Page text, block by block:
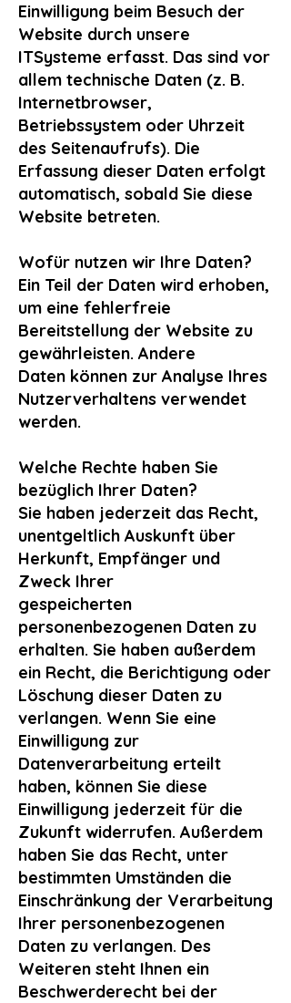
Einwilligung beim Besuch der
Website durch unsere
ITSysteme erfasst. Das sind vor
allem technische Daten (z. B.
Internetbrowser,
Betriebssystem oder Uhrzeit
des Seitenaufrufs). Die
Erfassung dieser Daten erfolgt
automatisch, sobald Sie diese
Website betreten.
Wofür nutzen wir Ihre Daten?
Ein Teil der Daten wird erhoben,
um eine fehlerfreie
Bereitstellung der Website zu
gewährleisten. Andere
Daten können zur Analyse Ihres
Nutzerverhaltens verwendet
werden.
Welche Rechte haben Sie
bezüglich Ihrer Daten?
Sie haben jederzeit das Recht,
unentgeltlich Auskunft über
Herkunft, Empfänger und
Zweck Ihrer
gespeicherten
personenbezogenen Daten zu
erhalten. Sie haben außerdem
ein Recht, die Berichtigung oder
Löschung dieser Daten zu
verlangen. Wenn Sie eine
Einwilligung zur
Datenverarbeitung erteilt
haben, können Sie diese
Einwilligung jederzeit für die
Zukunft widerrufen. Außerdem
haben Sie das Recht, unter
bestimmten Umständen die
Einschränkung der Verarbeitung
Ihrer personenbezogenen
Daten zu verlangen. Des
Weiteren steht Ihnen ein
Beschwerderecht bei der